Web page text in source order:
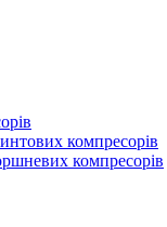
компресорів
компресорів